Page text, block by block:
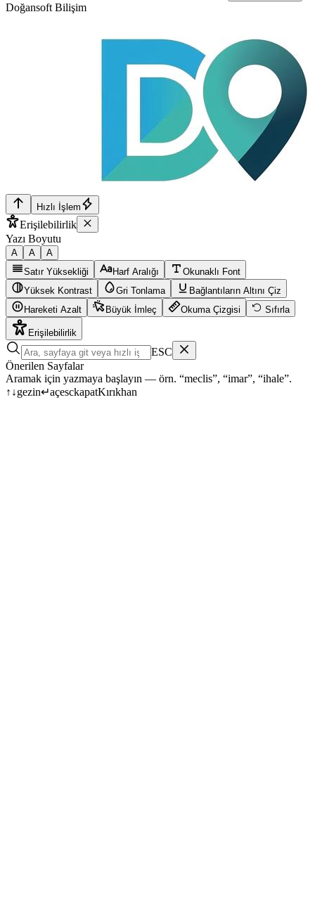
Doğansoft Bilişim
Hızlı İşlem
Erişilebilirlik
Yazı Boyutu
A A
A
Satır Yüksekliği
Harf Aralığı
Okunaklı Font
Yüksek Kontrast
Gri Tonlama
Bağlantıların Altını Çiz
Hareketi Azalt
Büyük İmleç Okuma Çizgisi Sıfırla
Erişilebilirlik
ESC
Önerilen Sayfalar
Aramak için yazmaya başlayın — örn. “meclis”, “imar”, “ihale”.
↑ ↓gezin↵açesckapatKırıkhan